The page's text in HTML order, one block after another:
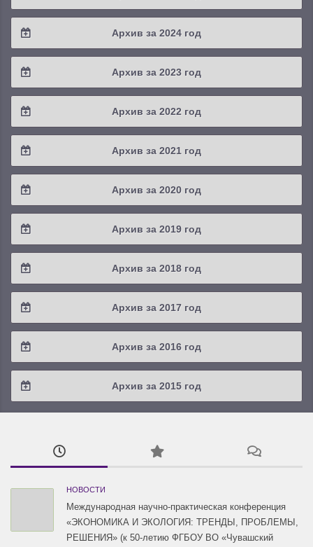
2025 / #4
2025 / #3
2025 / #1
Архив за 2024 год
2024 / #4
2024 / #3
2024 / #1
Архив за 2023 год
2023 / #4
2023 / #3
2023 / #1
Архив за 2022 год
2022 / #4
2022 / #3
2022 / #1
Архив за 2021 год
2021 / #4
2021 / #3
2021 / #1
Архив за 2020 год
2020 / #4
2020 / #3
2020 / #1
Архив за 2019 год
2019 / #4
2019 / #3
2019 / #1
Архив за 2018 год
2018 / #4
2018 / #3
2018 / #1
Архив за 2017 год
2017 / #4
2017 / #3
Архив за 2016 год
2016 / #4
2016 / #3
Архив за 2015 год
2015 / #3
2015 / #2
НОВОСТИ
Международная научно-практическая конференция
«ЭКОНОМИКА И ЭКОЛОГИЯ: ТРЕНДЫ, ПРОБЛЕМЫ,
РЕШЕНИЯ» (к 50-летию ФГБОУ ВО «Чувашский